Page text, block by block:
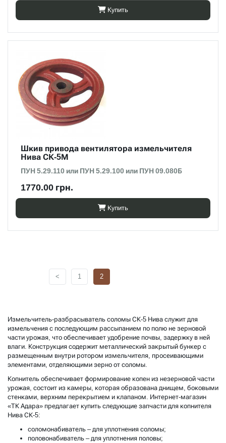
Купить
Шкив привода вентилятора измельчителя
Нива СК-5М
ПУН 5.29.110 или ПУН 5.29.100 или ПУН 09.080Б
1770.00 грн.
Купить
< 1 2
Измельчитель-разбрасыватель соломы СК-5 Нива служит для
измельчения с последующим рассыпанием по полю не зерновой
части урожая, что обеспечивает удобрение почвы, задержку в ней
влаги. Конструкция содержит металлический закрытый бункер с
размещенным внутри ротором измельчителя, просеивающими
элементами, отделяющими зерно от соломы.
Копнитель обеспечивает формирование копен из незерновой части
урожая, состоит из камеры, которая образована днищем, боковыми
стенками, верхним перекрытием и клапаном. Интернет-магазин
«ТК Адара» предлагает купить следующие запчасти для копнителя
Нива СК-5:
соломонабиватель – для уплотнения соломы;
половонабиватель – для уплотнения половы;